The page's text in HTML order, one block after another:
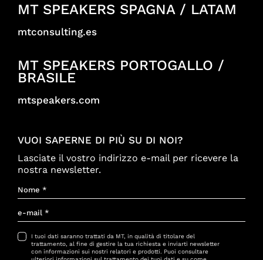
MT SPEAKERS SPAGNA / LATAM
mtconsulting.es
MT SPEAKERS PORTOGALLO /
BRASILE
mtspeakers.com
VUOI SAPERNE DI PIÙ SU DI NOI?
Lasciate il vostro indirizzo e-mail per ricevere la
nostra newsletter.
I tuoi dati saranno trattati da MT, in qualità di titolare del
trattamento, al fine di gestire la tua richiesta e inviarti newsletter
con informazioni sui nostri relatori e prodotti. Puoi consultare